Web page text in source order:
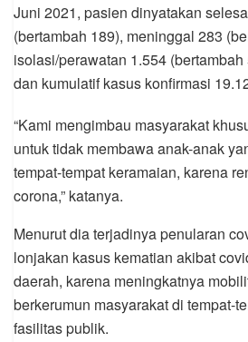
Juni 2021, pasien dinyatakan
(bertambah 189), meninggal 283
isolasi/perawatan 1.554
dan kumulatif kasus konfirmasi
“Kami mengimbau masyarakat
untuk tidak membawa anak-anak
tempat-tempat keramaian, karena
corona,” katanya.
Menurut dia terjadinya penularan
lonjakan kasus kematian akibat
daerah, karena meningkatnya
berkerumun masyarakat di tempat-
fasilitas publik.